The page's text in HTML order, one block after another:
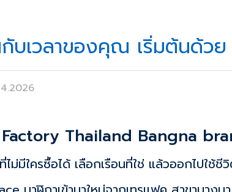
บเวลาของคุณ เริ่มต้นด้ว
Thailand Bangna
ม่มีใครซื้อได้ เลือกเรือนที่ใช่ แล้วออกไปใช้ชี